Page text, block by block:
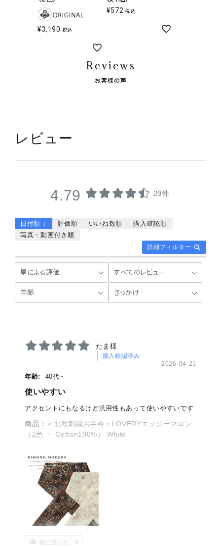
¥3,190 税込
¥572 税込
Reviews
お客様の声
レビュー
4.79 29件
詳細フィルター
日付順 ↓ 評価順 いいね数順
購入確認順
写真・動画付き順
たま様
購入確認済み
2026-04-21
年齢: 40代~
使いやすい
アクセントにもなるけど汎用性もあって使いやすいです
商品：
＜北欧刺繍お半衿＞LOVERYエッジーマロン
（2色 ・ Cotton100%） White
役に立った 0